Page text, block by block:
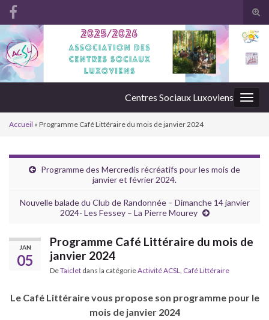
Search for:
Centres Sociaux Luxoviens
Accueil » Programme Café Littéraire du mois de janvier 2024
Programme des Mercredis récréatifs pour les mois de
janvier et février 2024.
Nouvelle balade du Club de Randonnée – Dimanche 14 janvier
2024- Les Fessey – La Pierre Mourey
JAN
05
Programme Café Littéraire du mois de
janvier 2024
DeTaiclet dans la catégorieActivité ACSL Café Littéraire
Le Café Littéraire vous propose son programme pour le
mois de janvier 2024